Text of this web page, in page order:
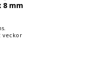
8 mm
veckor